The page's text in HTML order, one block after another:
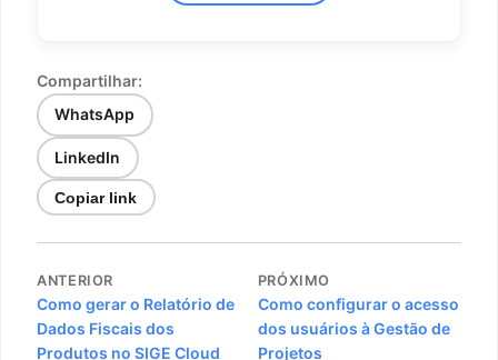
Compartilhar:
WhatsApp
LinkedIn
Copiar link
de
Post
ANTERIOR
Como gerar o Relatório de
Dados Fiscais dos
Produtos no SIGE Cloud
PRÓXIMO
Como configurar o acesso
dos usuários à Gestão de
Projetos